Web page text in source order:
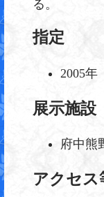
る。
指定
2005
展示施設
府中熊
アクセス